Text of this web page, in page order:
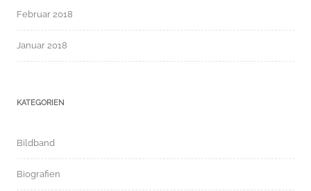
Februar 2018
Januar 2018
KATEGORIEN
Bildband
Biografien